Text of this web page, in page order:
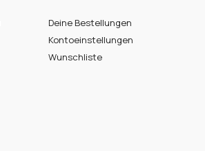
Deine Bestellungen
Kontoeinstellungen
Wunschliste